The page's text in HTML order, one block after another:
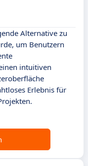
Alternative zu
um Benutzern
intuitiven
Erlebnis für